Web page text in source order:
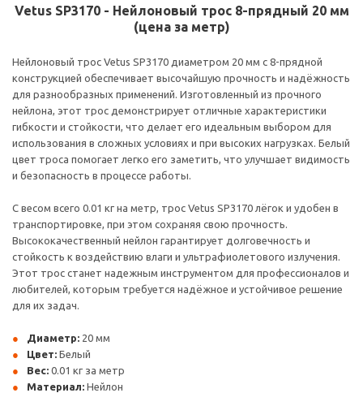
Vetus SP3170 - Нейлоновый трос 8-прядный 20 мм
(цена за метр)
Нейлоновый трос Vetus SP3170 диаметром 20 мм с 8-прядной
конструкцией обеспечивает высочайшую прочность и надёжность
для разнообразных применений. Изготовленный из прочного
нейлона, этот трос демонстрирует отличные характеристики
гибкости и стойкости, что делает его идеальным выбором для
использования в сложных условиях и при высоких нагрузках. Белый
цвет троса помогает легко его заметить, что улучшает видимость
и безопасность в процессе работы.
С весом всего 0.01 кг на метр, трос Vetus SP3170 лёгок и удобен в
транспортировке, при этом сохраняя свою прочность.
Высококачественный нейлон гарантирует долговечность и
стойкость к воздействию влаги и ультрафиолетового излучения.
Этот трос станет надежным инструментом для профессионалов и
любителей, которым требуется надёжное и устойчивое решение
для их задач.
Диаметр: 20 мм
Цвет: Белый
Вес: 0.01 кг за метр
Материал: Нейлон